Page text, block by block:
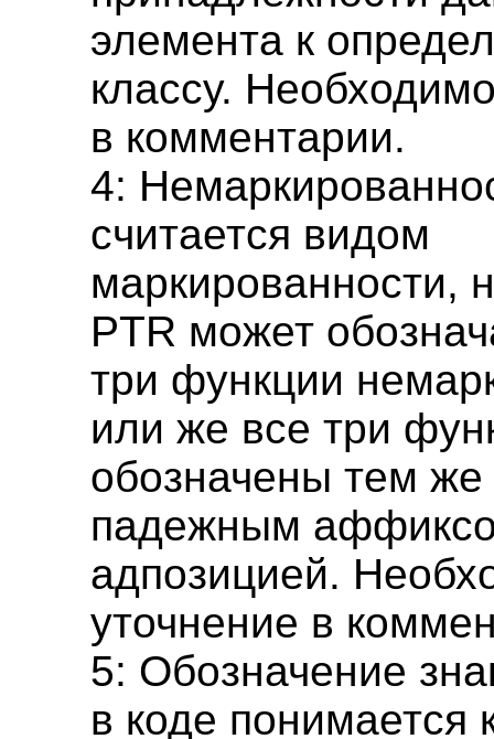
элемента к
классу.
в комментарии.
4:
считается видом
маркированности,
PTR может
три функции
или же все три
обозначены тем
падежным
адпозицией.
уточнение в
5: Обозначение
в коде понимается